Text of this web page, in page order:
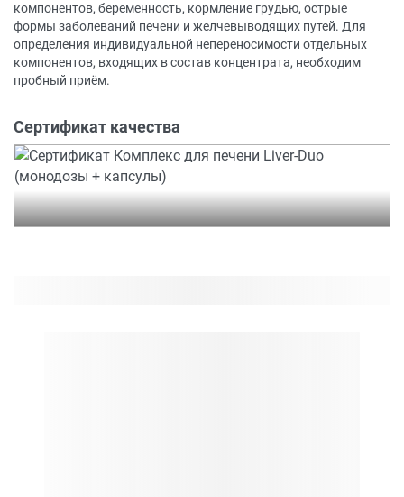
компонентов, беременность, кормление грудью, острые
формы заболеваний печени и желчевыводящих путей. Для
определения индивидуальной непереносимости отдельных
компонентов, входящих в состав концентрата, необходим
пробный приём.
Сертификат качества